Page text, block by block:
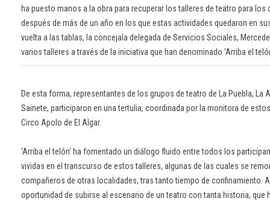
ha puesto manos a la obra para recuperar los talleres de teatro para
después de más de un año en los que estas actividades quedaron en
vuelta a las tablas, la concejala delegada de Servicios Sociales,
varios talleres a través de la iniciativa que han denominado ‘Arriba el
De esta forma, representantes de los grupos de teatro de La Puebla,
Sainete, participaron en una tertulia, coordinada por la monitora de
Circo Apolo de El Algar.
‘Arriba el telón’ ha fomentado un diálogo fluido entre todos los
vividas en el transcurso de estos talleres, algunas de las cuales se
compañeros de otras localidades, tras tanto tiempo de confinamiento.
oportunidad de subirse al escenario de un teatro con tanta historia,